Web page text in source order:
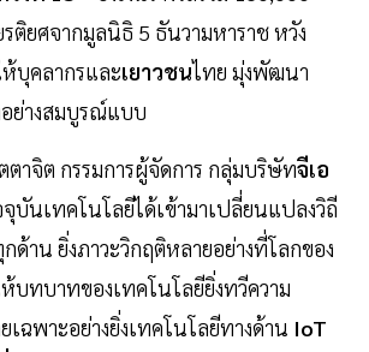
ติยศจากมูลนิธิ 5 ธันวามหาราช หวัง
บุคลากรและเยาวชนไทย มุ่งพัฒนา
ย่างสมบูรณ์แบบ
าจิต กรรมการผู้จัดการ กลุ่มบริษัทจีเอ
จุบันเทคโนโลยีได้เข้ามาเปลี่ยนแปลงวิถี
ด้าน ยิ่งภาวะวิกฤติหลายอย่างที่โลกของ
บทบาทของเทคโนโลยียิ่งทวีความ
ฉพาะอย่างยิ่งเทคโนโลยีทางด้าน IoT